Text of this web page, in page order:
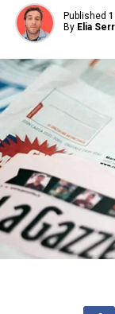
Published
By Elia